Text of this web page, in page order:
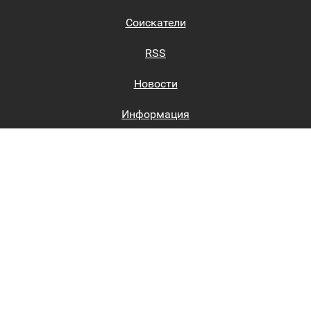
Соискатели
RSS
Новости
Информация